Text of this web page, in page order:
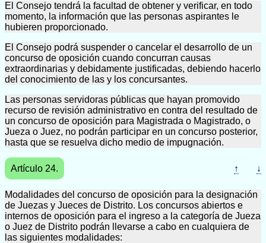
El Consejo tendrá la facultad de obtener y verificar, en todo
momento, la información que las personas aspirantes le
hubieren proporcionado.
El Consejo podrá suspender o cancelar el desarrollo de un
concurso de oposición cuando concurran causas
extraordinarias y debidamente justificadas, debiendo hacerlo
del conocimiento de las y los concursantes.
Las personas servidoras públicas que hayan promovido
recurso de revisión administrativo en contra del resultado de
un concurso de oposición para Magistrada o Magistrado, o
Jueza o Juez, no podrán participar en un concurso posterior,
hasta que se resuelva dicho medio de impugnación.
Artículo 24. ↑ ↓
Modalidades del concurso de oposición para la designación
de Juezas y Jueces de Distrito. Los concursos abiertos e
internos de oposición para el ingreso a la categoría de Jueza
o Juez de Distrito podrán llevarse a cabo en cualquiera de
las siguientes modalidades: